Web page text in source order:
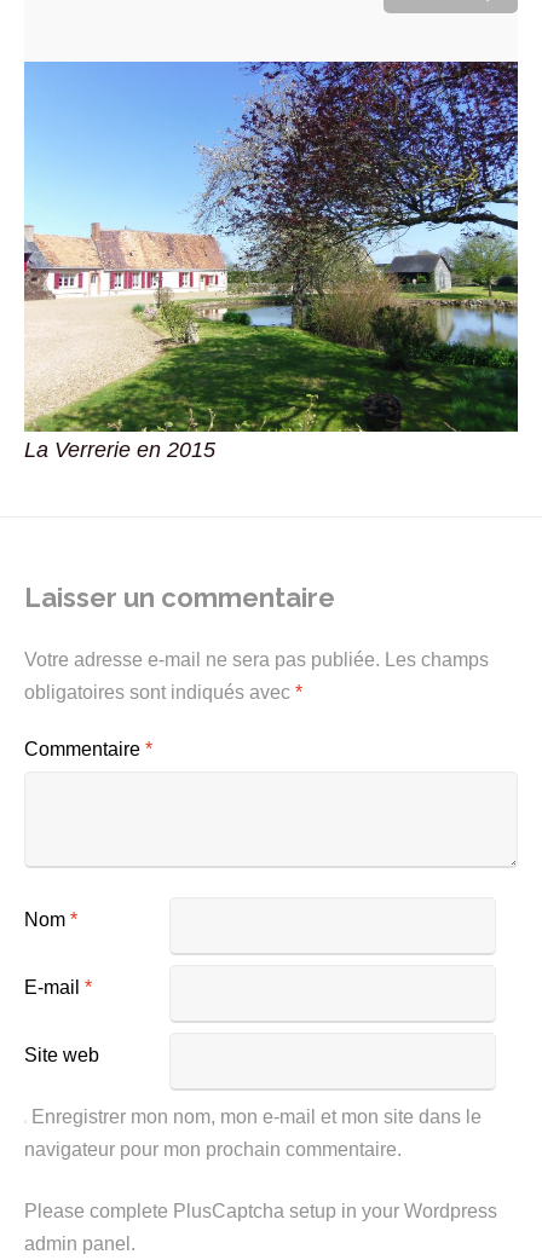
La Verrerie en 2015
Laisser un commentaire
Votre adresse e-mail ne sera pas publiée. Les champs
obligatoires sont indiqués avec *
Commentaire *
Nom *
E-mail *
Site web
Enregistrer mon nom, mon e-mail et mon site dans le
navigateur pour mon prochain commentaire.
Please complete PlusCaptcha setup in your Wordpress
admin panel.